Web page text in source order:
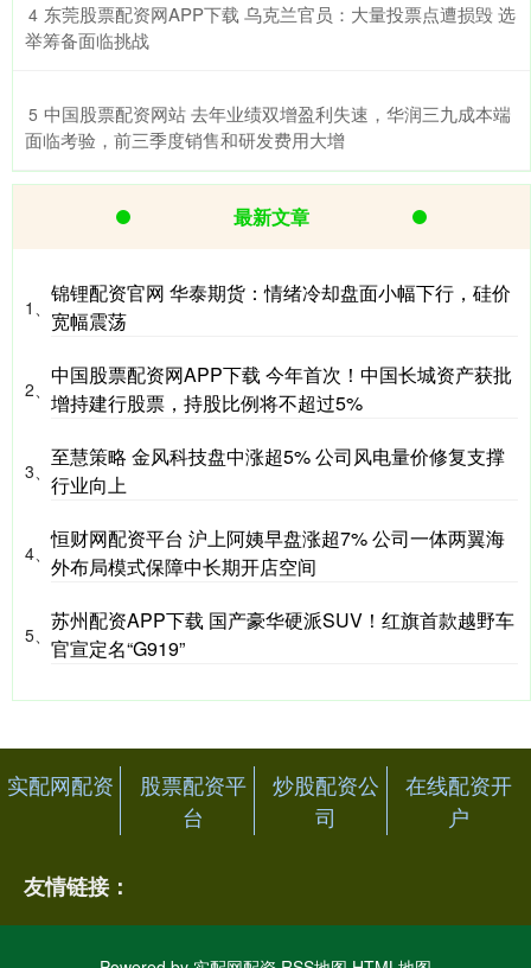
4 ​东莞股票配资网APP下载 乌克兰官员：大量投票点遭损毁 选
举筹备面临挑战
5 ​中国股票配资网站 去年业绩双增盈利失速，华润三九成本端
面临考验，前三季度销售和研发费用大增
最新文章
1、
锦锂配资官网 华泰期货：情绪冷却盘面小幅下行，硅价
宽幅震荡
2、
中国股票配资网APP下载 今年首次！中国长城资产获批
增持建行股票，持股比例将不超过5%
3、
至慧策略 金风科技盘中涨超5% 公司风电量价修复支撑
行业向上
4、
恒财网配资平台 沪上阿姨早盘涨超7% 公司一体两翼海
外布局模式保障中长期开店空间
5、
苏州配资APP下载 国产豪华硬派SUV！红旗首款越野车
官宣定名“G919”
实配网配资
股票配资平
台
炒股配资公
司
在线配资开
户
友情链接：